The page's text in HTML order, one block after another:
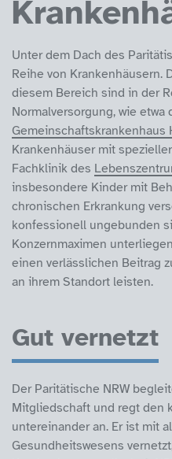
Unter dem Dach des
Reihe von Krankenhäusern.
diesem Bereich sind in der
Normalversorgung, wie etwa
Gemeinschaftskrankenhaus
Krankenhäuser mit
Fachklinik des
insbesondere Kinder mit
chronischen Erkrankung
konfessionell ungebunden
Konzernmaximen
einen verlässlichen Beitrag
an ihrem Standort leisten.
Gut vernetzt
Der Paritätische NRW
Mitgliedschaft und regt den
untereinander an. Er ist mit
Gesundheitswesens